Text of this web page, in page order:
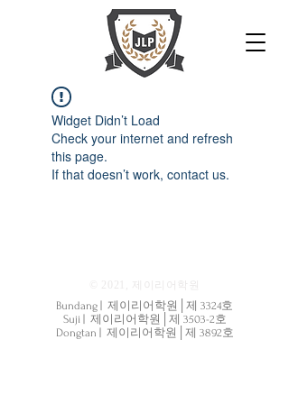
Widget Didn’t Load
Check your internet and refresh
this page.
If that doesn’t work, contact us.
© 2021, 제이리어학원
Bundang | 제이리어학원│제 3324호
Suji | 제이리어학원│제 3503-2호
Dongtan | 제이리어학원│제 3892호